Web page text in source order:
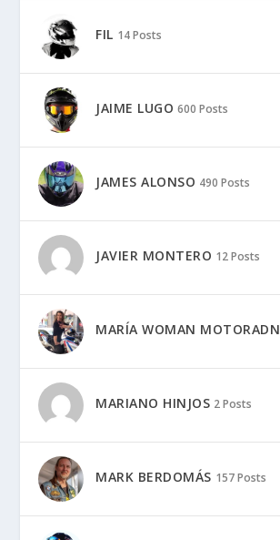
FIL 14 Posts
JAIME LUGO 600 Posts
JAMES ALONSO 490 Posts
JAVIER MONTERO 12 Posts
MARÍA WOMAN MOTORADN
MARIANO HINJOS 2 Posts
MARK BERDOMÁS 157 Posts